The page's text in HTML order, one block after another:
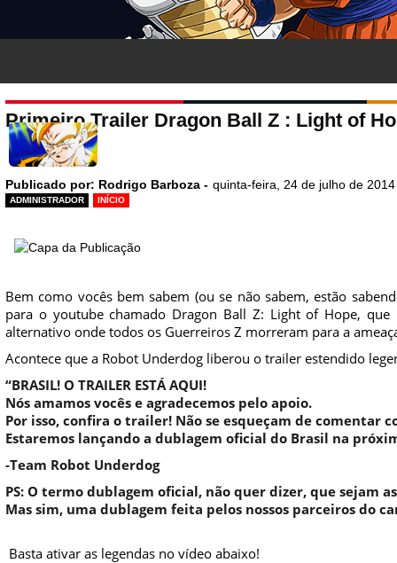
Primeiro Trailer Dragon Ball Z : Light of
Publicado por: Rodrigo Barboza - quinta-feira, 24 de julho de 2014
ADMINISTRADOR INÍCIO
Bem como vocês bem sabem (ou se não sabem, estão
para o youtube chamado Dragon Ball Z: Light of Hope,
alternativo onde todos os Guerreiros Z morreram para a
Acontece que a Robot Underdog liberou o trailer estendido
“BRASIL! O TRAILER ESTÁ AQUI!
Nós amamos vocês e agradecemos pelo apoio.
Por isso, confira o trailer! Não se esqueçam de comentar
Estaremos lançando a dublagem oficial do Brasil na
-Team Robot Underdog
PS: O termo dublagem oficial, não quer dizer, que sejam
Mas sim, uma dublagem feita pelos nossos parceiros do
Basta ativar as legendas no vídeo abaixo!